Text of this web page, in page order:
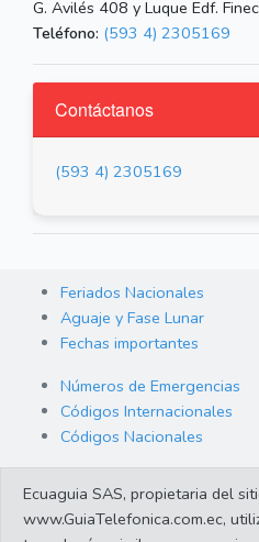
G. Avilés 408 y Luque Edf.
Teléfono: (593 4) 2305169
Contáctanos
(593 4) 2305169
Feriados Nacionales
Aguaje y Fase Lunar
Fechas importantes
Números de Emergencias
Códigos Internacionales
Códigos Nacionales
Cambio de Divisas
Enlaces de interes
Ecuaguia SAS, propietaria del
www.GuiaTelefonica.com.ec,